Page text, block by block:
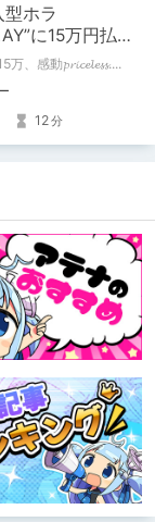
ホラ
に15万円払っ
とも号泣した※
、感動𝓹𝓻𝓲𝓬𝓮𝓵𝓮𝓼𝓼....
12分